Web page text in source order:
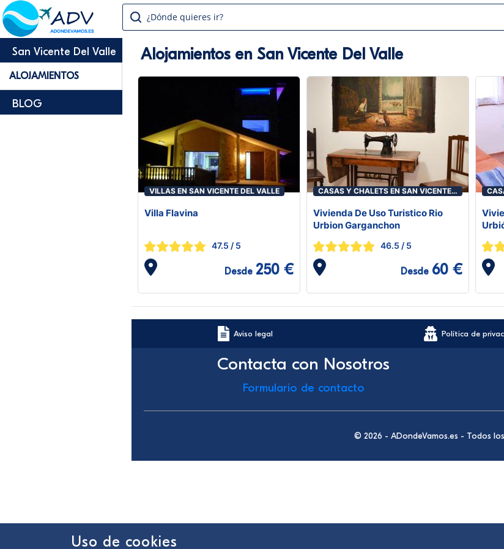
¿Dónde quieres ir?
San Vicente Del Valle
ALOJAMIENTOS
BLOG
Alojamientos en San Vicente Del Valle
VILLAS EN SAN VICENTE DEL VALLE
Villa Flavina
47.5 / 5
Desde 250 €
CASAS Y CHALETS EN SAN VICENTE
Vivienda De Uso Turistico Rio
Urbion Garganchon
46.5 / 5
Desde 60 €
Aviso legal Política de
Contacta con Nosotros
Formulario de contacto
© 2026 - ADondeVamos.es - Todos
Uso de cookies